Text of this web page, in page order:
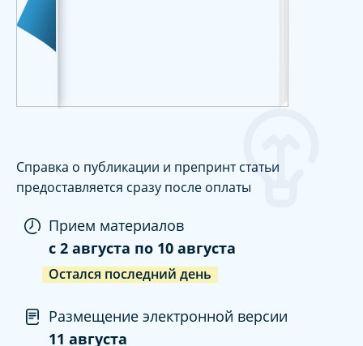
Справка о публикации и препринт статьи
предоставляется сразу после оплаты
Прием материалов
c 2 августа по 10 августа
Остался последний день
Размещение электронной версии
11 августа